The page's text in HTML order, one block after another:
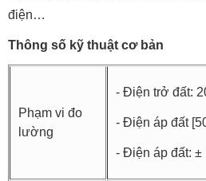
điện…
Thông số kỹ thuật cơ bản
Phạm vi đo
lường
- Điện trở đất:
- Điện áp đất
- Điện áp đất: ±